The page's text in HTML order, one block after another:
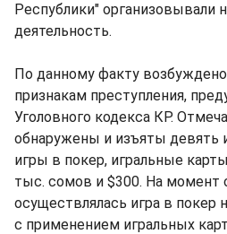
Республики" организовывали
деятельность.
По данному факту
признакам преступления,
Уголовного кодекса КР.
обнаружены и изъяты девять
игры в покер, игральные
тыс. сомов и $300. На момент
осуществлялась игра в
с применением игральных